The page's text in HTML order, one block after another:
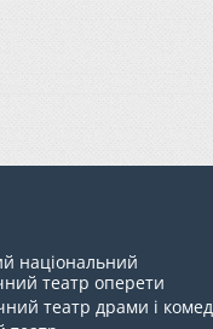
національний
театр оперети
театр драми і